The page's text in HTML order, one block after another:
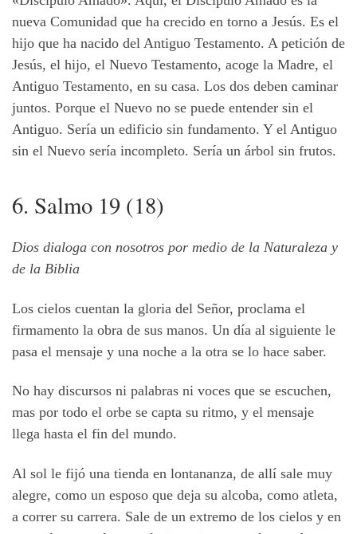
nueva Comunidad que ha crecido en torno a Jesús. Es el
hijo que ha nacido del Antiguo Testamento. A petición de
Jesús, el hijo, el Nuevo Testamento, acoge la Madre, el
Antiguo Testamento, en su casa. Los dos deben caminar
juntos. Porque el Nuevo no se puede entender sin el
Antiguo. Sería un edificio sin fundamento. Y el Antiguo
sin el Nuevo sería incompleto. Sería un árbol sin frutos.
6. Salmo 19 (18)
Dios dialoga con nosotros por medio de la Naturaleza y
de la Biblia
Los cielos cuentan la gloria del Señor, proclama el
firmamento la obra de sus manos. Un día al siguiente le
pasa el mensaje y una noche a la otra se lo hace saber.
No hay discursos ni palabras ni voces que se escuchen,
mas por todo el orbe se capta su ritmo, y el mensaje
llega hasta el fin del mundo.
Al sol le fijó una tienda en lontananza, de allí sale muy
alegre, como un esposo que deja su alcoba, como atleta,
a correr su carrera. Sale de un extremo de los cielos y en